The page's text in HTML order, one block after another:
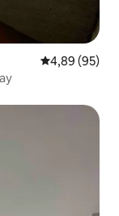
Gemiddelde
4,89 (95)